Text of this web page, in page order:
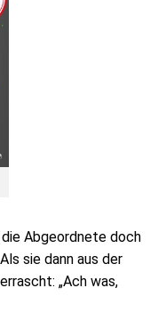
die Abgeordnete doch
sie dann aus der
„Ach was,